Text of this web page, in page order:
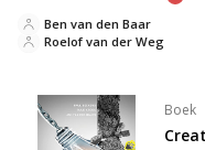
van
Roelof van der Weg
Ben van den Baar
Boek